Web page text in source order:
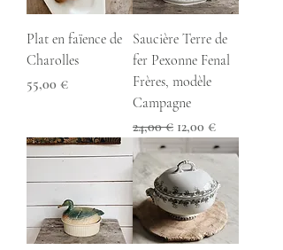
Plat en faïence de
Charolles
Prix
55,00 €
Saucière Terre de
fer Pexonne Fenal
Frères, modèle
Campagne
Prix original
24,00 € Prix promotionnel
12,00 €